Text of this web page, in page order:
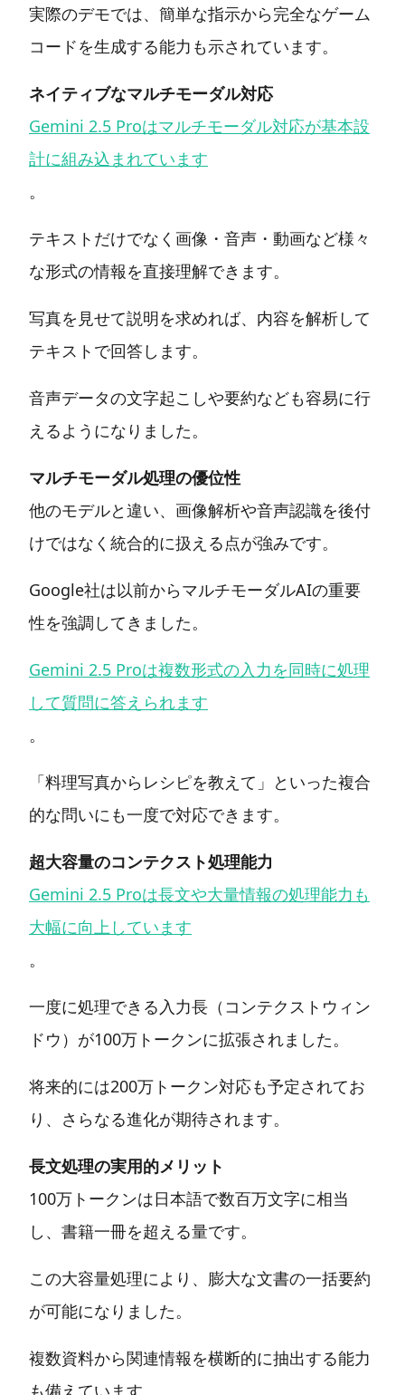
実際のデモでは、簡単な指示から完全なゲーム
コードを生成する能力も示されています。
ネイティブなマルチモーダル対応
Gemini 2.5 Proはマルチモーダル対応が基本設
計に組み込まれています
。
テキストだけでなく画像・音声・動画など様々
な形式の情報を直接理解できます。
写真を見せて説明を求めれば、内容を解析して
テキストで回答します。
音声データの文字起こしや要約なども容易に行
えるようになりました。
マルチモーダル処理の優位性
他のモデルと違い、画像解析や音声認識を後付
けではなく統合的に扱える点が強みです。
Google社は以前からマルチモーダルAIの重要
性を強調してきました。
Gemini 2.5 Proは複数形式の入力を同時に処理
して質問に答えられます
。
「料理写真からレシピを教えて」といった複合
的な問いにも一度で対応できます。
超大容量のコンテクスト処理能力
Gemini 2.5 Proは長文や大量情報の処理能力も
大幅に向上しています
。
一度に処理できる入力長（コンテクストウィン
ドウ）が100万トークンに拡張されました。
将来的には200万トークン対応も予定されてお
り、さらなる進化が期待されます。
長文処理の実用的メリット
100万トークンは日本語で数百万文字に相当
し、書籍一冊を超える量です。
この大容量処理により、膨大な文書の一括要約
が可能になりました。
複数資料から関連情報を横断的に抽出する能力
も備えています。